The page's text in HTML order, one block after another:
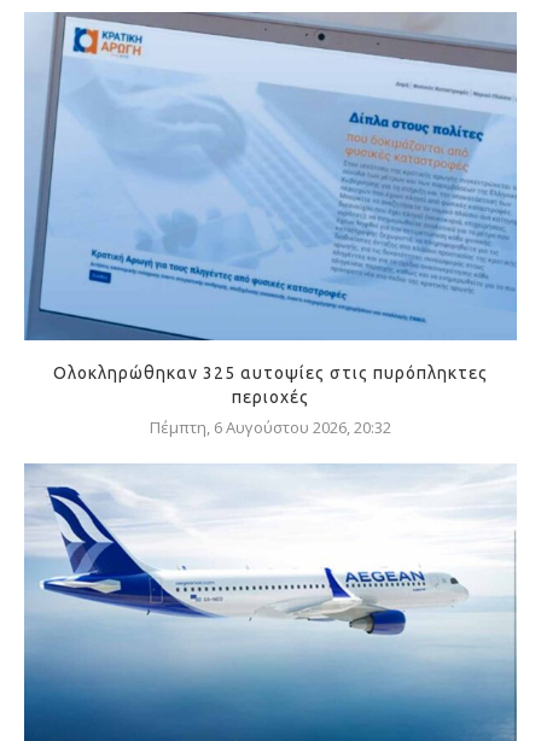
Ολοκληρώθηκαν 325 αυτοψίες στις πυρόπληκτες
περιοχές
Πέμπτη, 6 Αυγούστου 2026, 20:32